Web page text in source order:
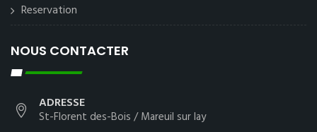
Reservation
NOUS CONTACTER
ADRESSE
St-Florent des-Bois / Mareuil sur lay